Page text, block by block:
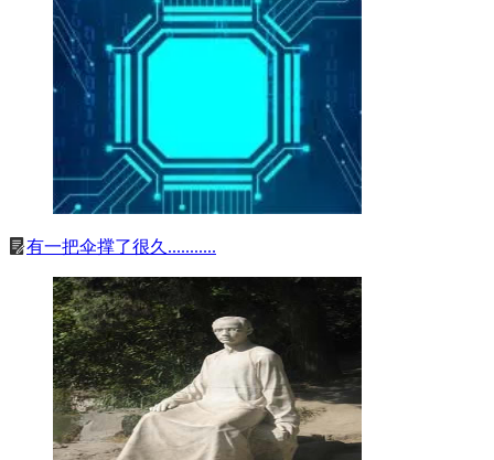
有一把伞撑了很久...........